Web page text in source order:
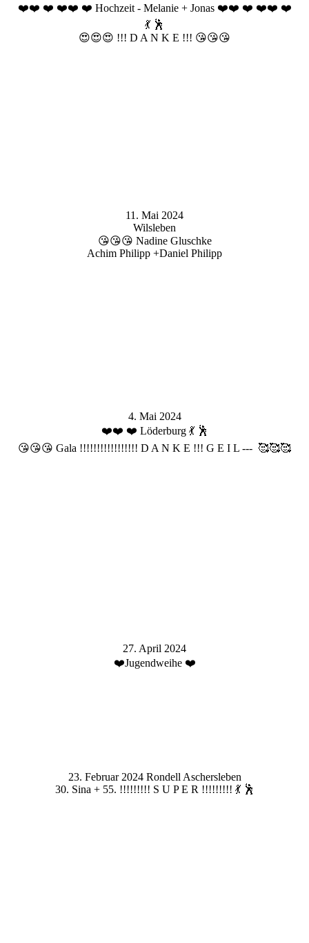
❤️❤️ ❤️ ❤️❤️ ❤️ Hochzeit - Melanie + Jonas ❤️❤️ ❤️ ❤️❤️ ❤️
💃 🕺
😍😍😍 !!! D A N K E !!! 😘😘😘
11. Mai 2024
Wilsleben
😘😘😘 Nadine Gluschke
Achim Philipp +Daniel Philipp
4. Mai 2024
❤️❤️ ❤️ Löderburg 💃 🕺
😘😘😘 Gala !!!!!!!!!!!!!!!!! D A N K E !!! G E I L --- 🥰🥰🥰
27. April 2024
❤️Jugendweihe ❤️
23. Februar 2024 Rondell Aschersleben
30. Sina + 55. !!!!!!!!! S U P E R !!!!!!!!! 💃 🕺